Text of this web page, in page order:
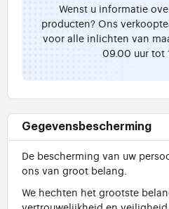
Wenst u informatie
producten? Ons
voor alle inlichten van
09.00 uur tot
Gegevensbescherming
De bescherming van uw
ons van groot belang.
We hechten het grootste